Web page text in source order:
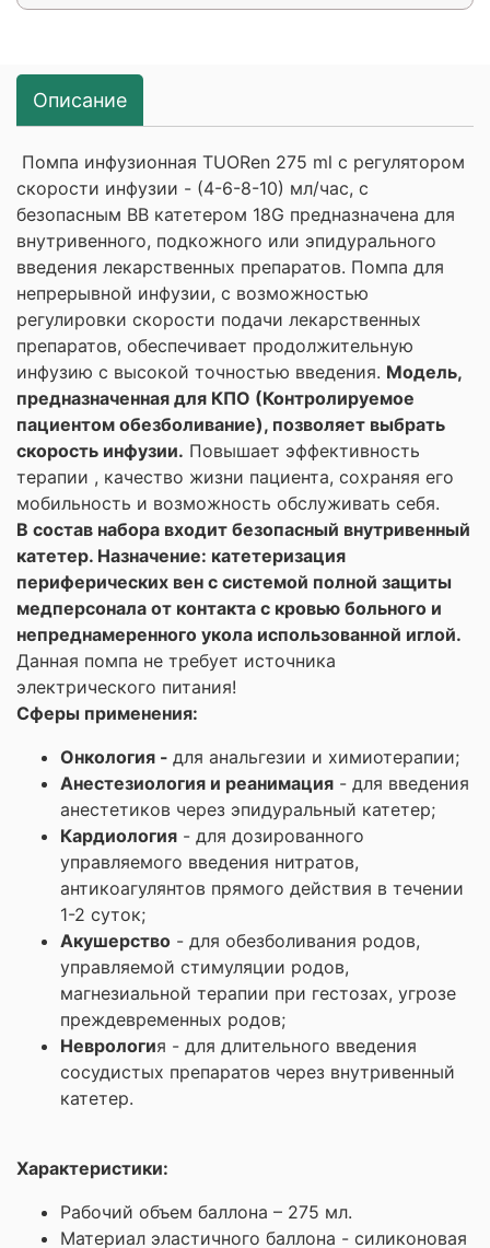
Описание
Помпа инфузионная TUORen 275 ml с регулятором
скорости инфузии - (4-6-8-10) мл/час, с
безопасным ВВ катетером 18G предназначена для
внутривенного, подкожного или эпидурального
введения лекарственных препаратов. Помпа для
непрерывной инфузии, с возможностью
регулировки скорости подачи лекарственных
препаратов, обеспечивает продолжительную
инфузию с высокой точностью введения. Модель,
предназначенная для КПО (Контролируемое
пациентом обезболивание), позволяет выбрать
скорость инфузии. Повышает эффективность
терапии , качество жизни пациента, сохраняя его
мобильность и возможность обслуживать себя.
В состав набора входит безопасный внутривенный
катетер. Назначение: катетеризация
периферических вен с системой полной защиты
медперсонала от контакта с кровью больного и
непреднамеренного укола использованной иглой.
Данная помпа не требует источника
электрического питания!
Сферы применения:
Онкология - для анальгезии и химиотерапии;
Анестезиология и реанимация - для введения
анестетиков через эпидуральный катетер;
Кардиология - для дозированного
управляемого введения нитратов,
антикоагулянтов прямого действия в течении
1-2 суток;
Акушерство - для обезболивания родов,
управляемой стимуляции родов,
магнезиальной терапии при гестозах, угрозе
преждевременных родов;
Неврология - для длительного введения
сосудистых препаратов через внутривенный
катетер.
Характеристики:
Рабочий объем баллона – 275 мл.
Материал эластичного баллона - силиконовая